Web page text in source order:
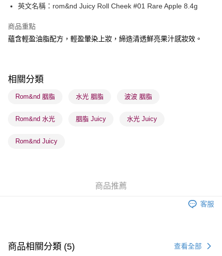
WeChat Pay
BoC Pay
每筆HK$65.00，滿HK$300.00或以上免運費
順豐站及營業點 - 確認發貨後1-3個工作天送達
物流公司進行物流配送
取。逾期會取消訂單，並不會安排重寄
每筆HK$20.00，滿HK$100.00或以上免運費
英文名稱：rom&nd Juicy Roll Cheek #01 Rare Apple 8.4g
商品重點
蘊含輕盈油脂配方，輕盈暈染上妝，締造清透鮮亮果汁感妝效。
相關分類
Rom&nd 胭脂 水光 胭脂 波波 胭脂
Rom&nd 水光 胭脂 Juicy 水光 Juicy
Rom&nd Juicy
商品推薦
客服
商品相關分類 (5) 查看全部